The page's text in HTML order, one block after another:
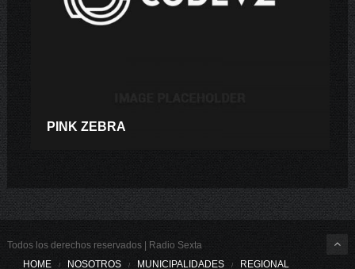
PINK ZEBRA
Todos los derechos reservados | Radio Sexta
HOME
NOSOTROS MUNICIPALIDADES REGIONAL